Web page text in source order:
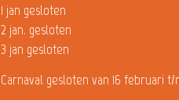
1 jan gesloten
2 jan. gesloten
3 jan gesloten
Carnaval gesloten van 16 februari